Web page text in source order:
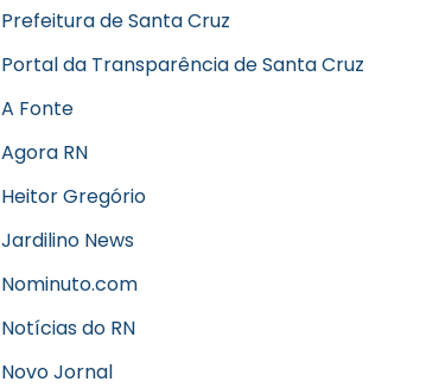
Prefeitura de Santa Cruz
Portal da Transparência de Santa Cruz
A Fonte
Agora RN
Heitor Gregório
Jardilino News
Nominuto.com
Notícias do RN
Novo Jornal